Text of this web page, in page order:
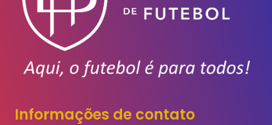
Informações de contato